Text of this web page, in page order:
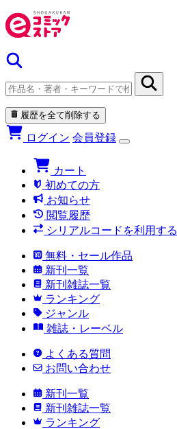
履歴を全て削除する
ログイン 会員登録
カート
初めての方
お知らせ
閲覧履歴
シリアルコードを利用する
無料・セール作品
新刊一覧
新刊雑誌一覧
ランキング
ジャンル
雑誌・レーベル
よくある質問
お問い合わせ
新刊一覧
新刊雑誌一覧
ランキング